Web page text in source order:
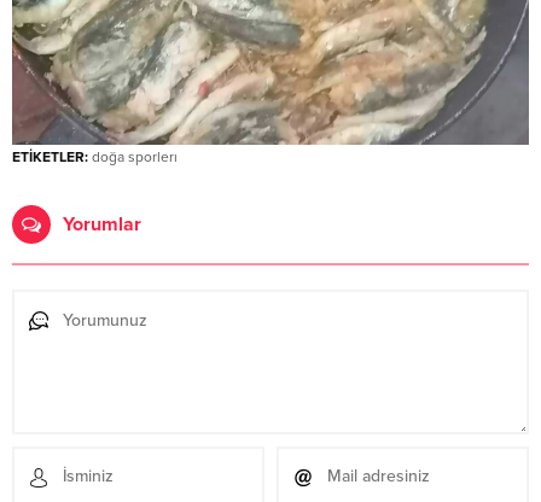
ETİKETLER: doğa sporlerı
Yorumlar